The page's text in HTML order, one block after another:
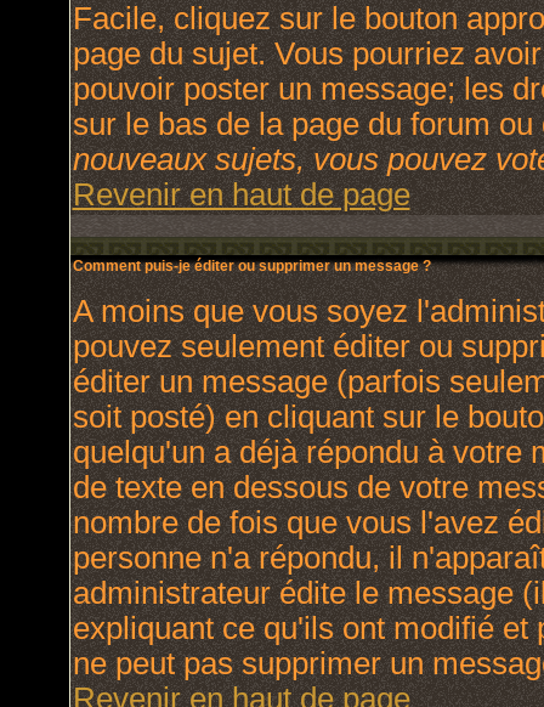
Facile, cliquez sur le bouton
page du sujet. Vous pourriez
pouvoir poster un message; les
sur le bas de la page du forum
nouveaux sujets, vous pouvez
Revenir en haut de page
Comment puis-je éditer ou supprimer un message ?
A moins que vous soyez
pouvez seulement éditer ou
éditer un message (parfois
soit posté) en cliquant sur le
quelqu'un a déjà répondu à votre
de texte en dessous de votre
nombre de fois que vous l'avez
personne n'a répondu, il
administrateur édite le message
expliquant ce qu'ils ont modifié
ne peut pas supprimer un
Revenir en haut de page